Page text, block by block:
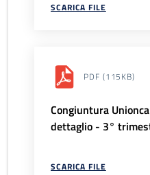
SCARICA FILE
PDF (115KB)
Congiuntura
dettaglio - 3°
SCARICA FILE